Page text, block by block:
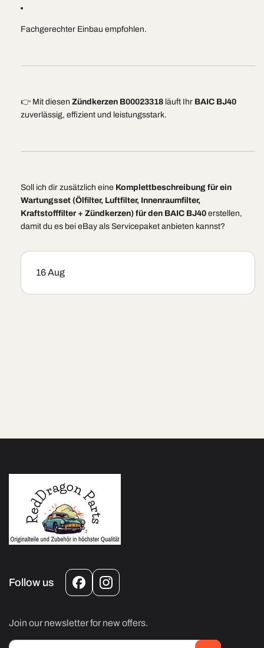
Fachgerechter Einbau empfohlen.
👉 Mit diesen Zündkerzen B00023318 läuft Ihr BAIC BJ40
zuverlässig, effizient und leistungsstark.
Soll ich dir zusätzlich eine Komplettbeschreibung für ein
Wartungsset (Ölfilter, Luftfilter, Innenraumfilter,
Kraftstofffilter + Zündkerzen) für den BAIC BJ40 erstellen,
damit du es bei eBay als Servicepaket anbieten kannst?
16 Aug
Follow us
FacebookInstagram
Join our newsletter for new offers.